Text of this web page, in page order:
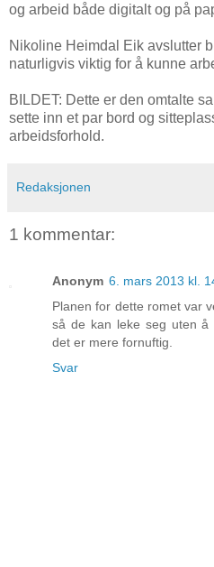
og arbeid både digitalt og på
Nikoline Heimdal Eik avslutter
naturligvis viktig for å kunne
BILDET: Dette er den omtalte
sette inn et par bord og
arbeidsforhold.
Redaksjonen
1 kommentar:
Anonym 6. mars 2013 kl.
Planen for dette romet var
så de kan leke seg uten å
det er mere fornuftig.
Svar